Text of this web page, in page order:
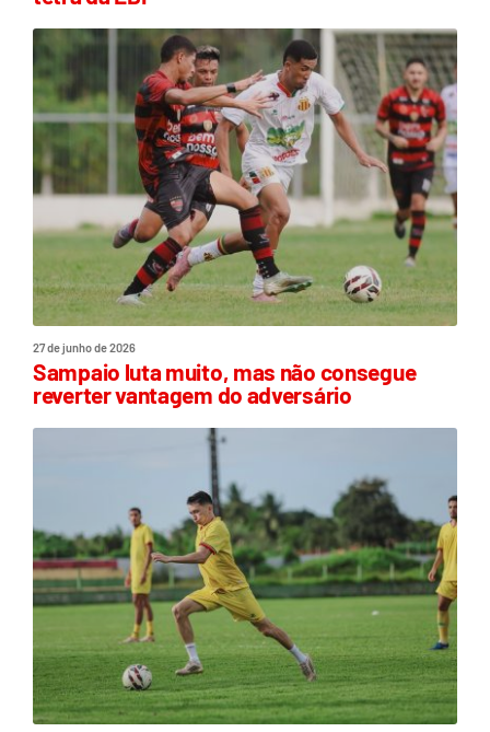
27 de junho de 2026
Sampaio luta muito, mas não consegue
reverter vantagem do adversário